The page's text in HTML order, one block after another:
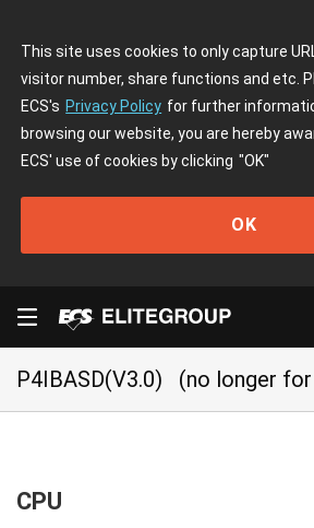
This site uses cookies to only capture
visitor number, share functions and etc.
ECS's Privacy Policy for further
browsing our website, you are hereby
ECS' use of cookies by clicking "OK"
OK
P4IBASD(V3.0) (no longer
CPU